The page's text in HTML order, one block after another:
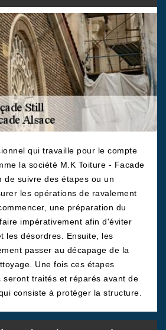
qui travaille pour le compte
la société M.K Toiture - Facade
de suivre des étapes ou un
les opérations de ravalement
une préparation du
impérativement afin d'éviter
les désordres. Ensuite, les
passer au décapage de la
Une fois ces étapes
seront traités et réparés avant de
consiste à protéger la structure.